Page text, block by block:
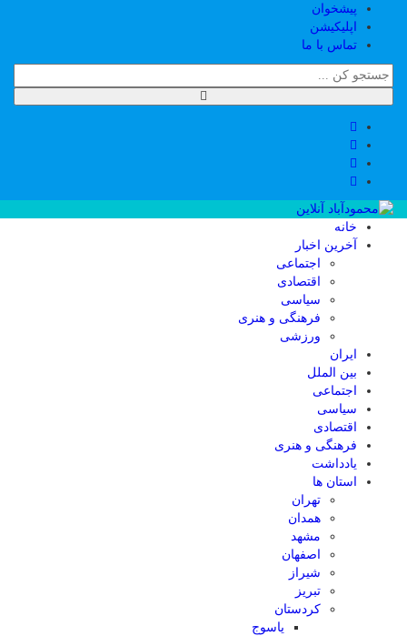
پیشخوان
اپلیکیشن
تماس با ما
خانه
آخرین اخبار
اجتماعی
اقتصادی
سیاسی
فرهنگی و هنری
ورزشی
ایران
بین الملل
اجتماعی
سیاسی
اقتصادی
فرهنگی و هنری
یادداشت
استان ها
تهران
همدان
مشهد
اصفهان
شیراز
تبریز
کردستان
یاسوج